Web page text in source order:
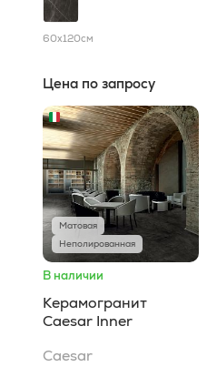
60x120см
Цена по запросу
Матовая
Неполированная
В наличии
Керамогранит
Caesar Inner
Caesar